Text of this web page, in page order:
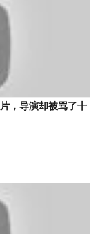
，导演却被骂了十